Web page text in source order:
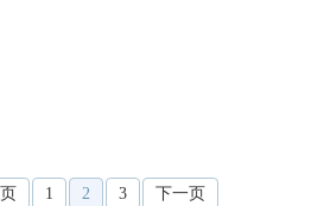
1 2 3 下一页